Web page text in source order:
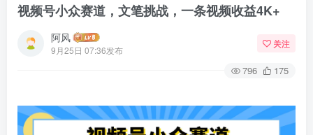
视频号小众赛道，文笔挑战，一条视频收益4K+
阿风
9月25日 07:36发布
关注
796 175